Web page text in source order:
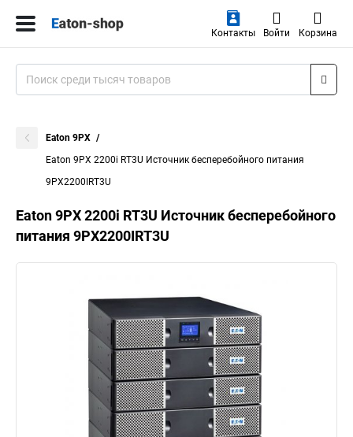
Контакты Войти Корзина
Eaton 9PX
Eaton 9PX 2200i RT3U Источник бесперебойного питания
9PX2200IRT3U
Eaton 9PX 2200i RT3U Источник бесперебойного
питания 9PX2200IRT3U